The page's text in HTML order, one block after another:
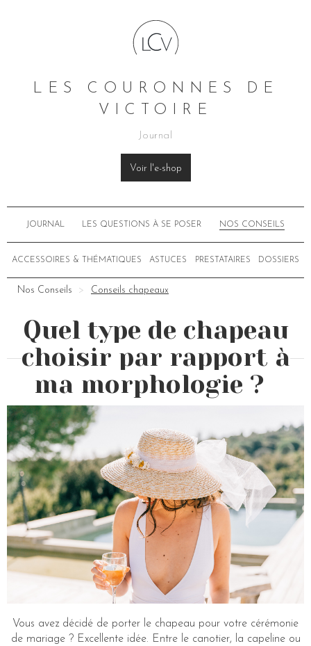
LES COURONNES DE
VICTOIRE
Journal
Voir l'e-shop
JOURNAL LES QUESTIONS À SE POSER NOS CONSEILS
ACCESSOIRES & THÉMATIQUES ASTUCES PRESTATAIRES DOSSIERS
Nos Conseils Conseils chapeaux
Quel type de chapeau
choisir par rapport à
ma morphologie ?
Vous avez décidé de porter le chapeau pour votre cérémonie
de mariage ? Excellente idée. Entre le canotier, la capeline ou